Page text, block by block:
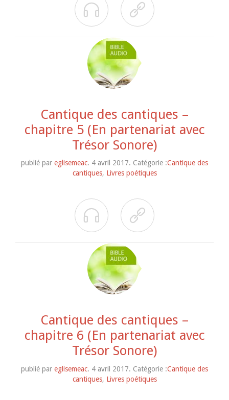
 
Cantique des cantiques –
chapitre 5 (En partenariat avec
Trésor Sonore)
publié par eglisemeac. 4 avril 2017. Catégorie :Cantique des
cantiques, Livres poétiques
 
Cantique des cantiques –
chapitre 6 (En partenariat avec
Trésor Sonore)
publié par eglisemeac. 4 avril 2017. Catégorie :Cantique des
cantiques, Livres poétiques